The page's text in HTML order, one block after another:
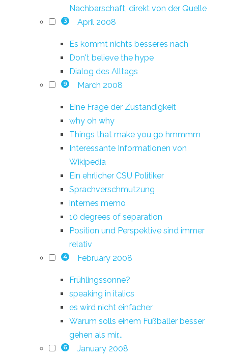
Nachbarschaft, direkt von der Quelle
3 April 2008
Es kommt nichts besseres nach
Don't believe the hype
Dialog des Alltags
9 March 2008
Eine Frage der Zuständigkeit
why oh why
Things that make you go hmmmm
Interessante Informationen von
Wikipedia
Ein ehrlicher CSU Politiker
Sprachverschmutzung
internes memo
10 degrees of separation
Position und Perspektive sind immer
relativ
4 February 2008
Frühlingssonne?
speaking in italics
es wird nicht einfacher
Warum solls einem Fußballer besser
gehen als mir...
6 January 2008